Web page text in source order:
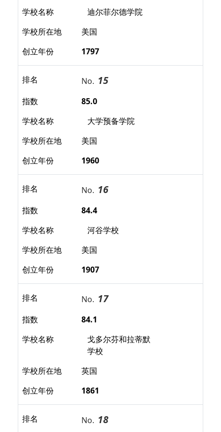
学校名称
迪尔菲尔德学院
学校所在地
美国
创立年份
1797
排名 No. 15
指数
85.0
学校名称
大学预备学院
学校所在地
美国
创立年份
1960
排名 No. 16
指数
84.4
学校名称
河谷学校
学校所在地
美国
创立年份
1907
排名 No. 17
指数
84.1
学校名称
戈多尔芬和拉蒂默
学校
学校所在地
英国
创立年份
1861
排名 No. 18